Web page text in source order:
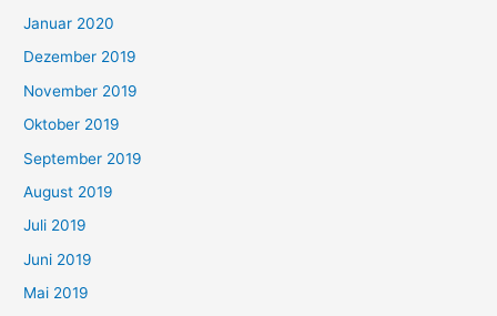
Januar 2020
Dezember 2019
November 2019
Oktober 2019
September 2019
August 2019
Juli 2019
Juni 2019
Mai 2019